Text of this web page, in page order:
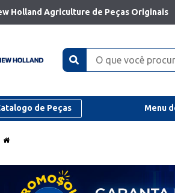
Holland Agriculture de Peças Originais
de Peças Menu